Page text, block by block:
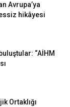
Avrupa’ya
hikâyesi
“AİHM
Ortaklığı